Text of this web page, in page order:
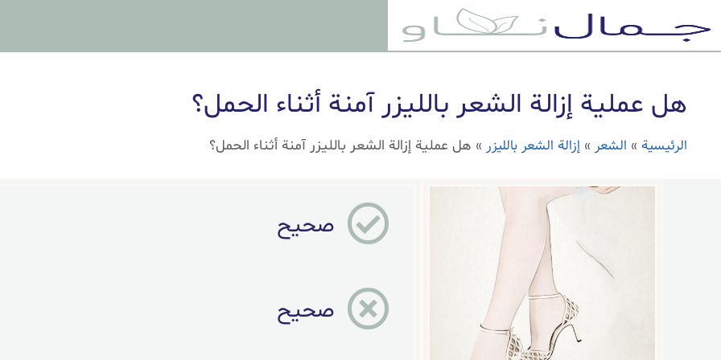
هل عملية إزالة الشعر بالليزر آمنة أثناء الحمل؟
الرئيسية » الشعر » إزالة الشعر بالليزر » هل عملية إزالة الشعر بالليزر آمنة أثناء الحمل؟
صحيح
صحيح